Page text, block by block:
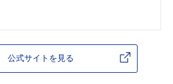
公式サイトを見る